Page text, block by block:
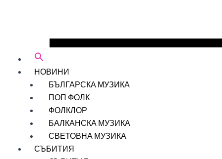
НОВИНИ
БЪЛГАРСКА МУЗИКА
ПОП ФОЛК
ФОЛКЛОР
БАЛКАНСКА МУЗИКА
СВЕТОВНА МУЗИКА
СЪБИТИЯ